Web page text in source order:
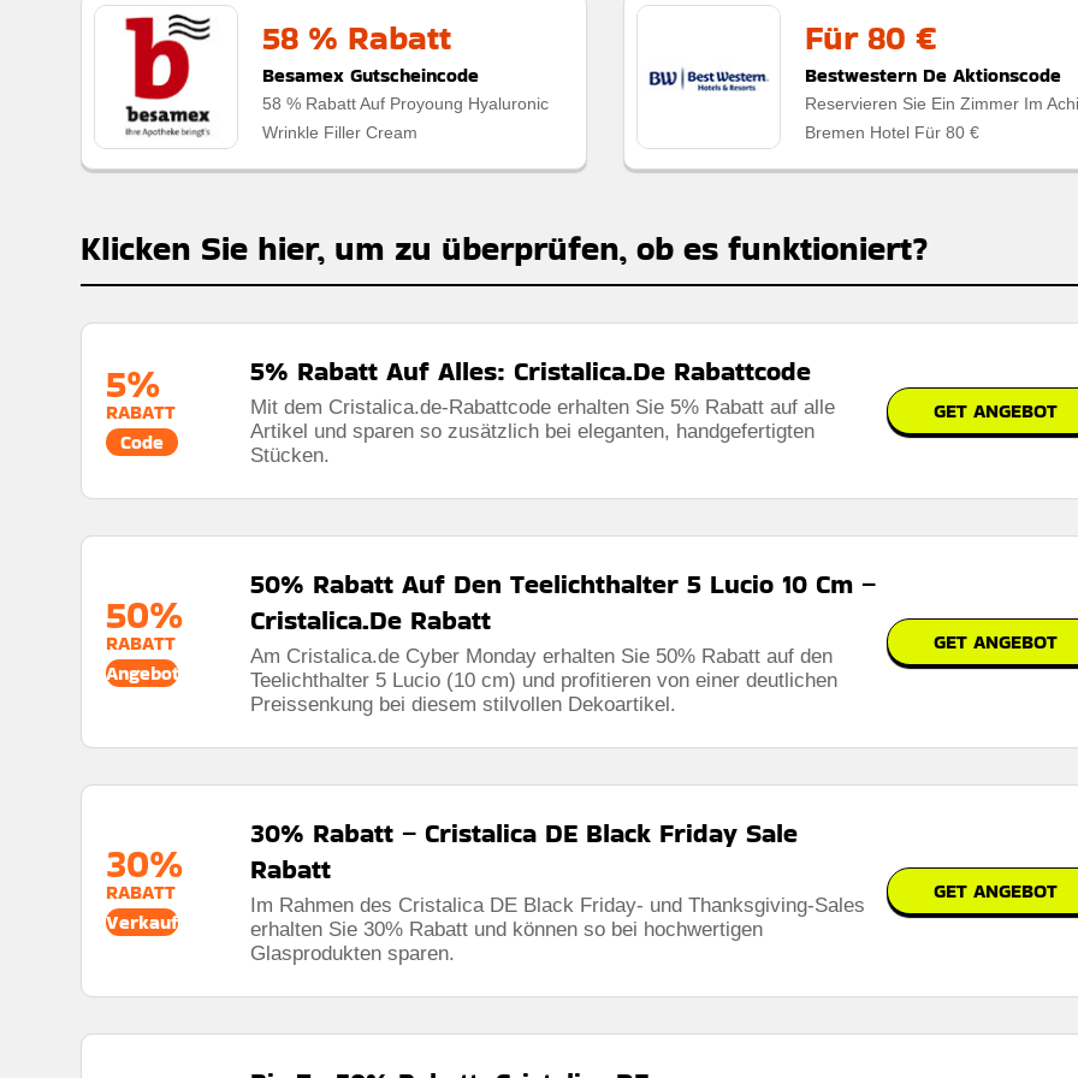
58 % Rabatt
Besamex Gutscheincode
58 % Rabatt Auf Proyoung Hyaluronic
Wrinkle Filler Cream
Für 80 €
Bestwestern De Aktionscode
Reservieren Sie Ein Zimmer Im
Bremen Hotel Für 80 €
Klicken Sie hier, um zu überprüfen, ob es funktioniert?
5%
RABATT
Code
5% Rabatt Auf Alles: Cristalica.De Rabattcode
Mit dem Cristalica.de-Rabattcode erhalten Sie 5% Rabatt auf alle
Artikel und sparen so zusätzlich bei eleganten, handgefertigten
Stücken.
GET ANGEBOT
50%
RABATT
Angebot
50% Rabatt Auf Den Teelichthalter 5 Lucio 10 Cm –
Cristalica.De Rabatt
Am Cristalica.de Cyber ​​Monday erhalten Sie 50% Rabatt auf den
Teelichthalter 5 Lucio (10 cm) und profitieren von einer deutlichen
Preissenkung bei diesem stilvollen Dekoartikel.
GET ANGEBOT
30%
RABATT
Verkauf
30% Rabatt – Cristalica DE Black Friday Sale
Rabatt
Im Rahmen des Cristalica DE Black Friday- und Thanksgiving-Sales
erhalten Sie 30% Rabatt und können so bei hochwertigen
Glasprodukten sparen.
GET ANGEBOT